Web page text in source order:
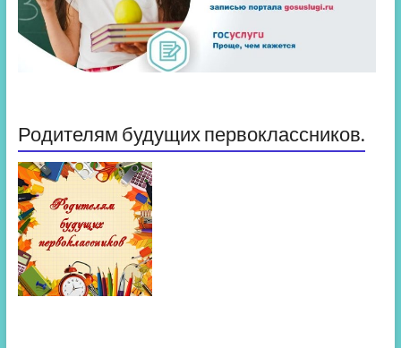
Родителям будущих первоклассников.